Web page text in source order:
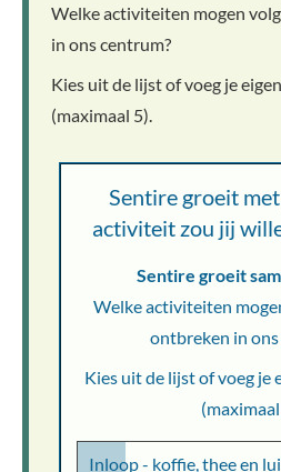
Welke activiteiten mogen
in ons centrum?
Kies uit de lijst of voeg je
(maximaal 5).
Sentire groeit
activiteit zou jij
Sentire groeit
Welke activiteiten
ontbreken in
Kies uit de lijst of voeg je
Inloop - koffie, thee en